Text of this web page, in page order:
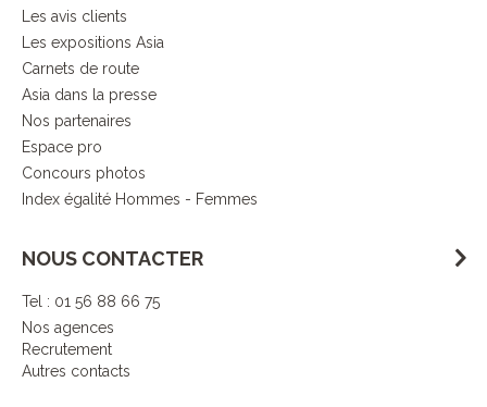
Les avis clients
Les expositions Asia
Carnets de route
Asia dans la presse
Nos partenaires
Espace pro
Concours photos
Index égalité Hommes - Femmes
NOUS CONTACTER
Tel : 01 56 88 66 75
Nos agences
Recrutement
Autres contacts